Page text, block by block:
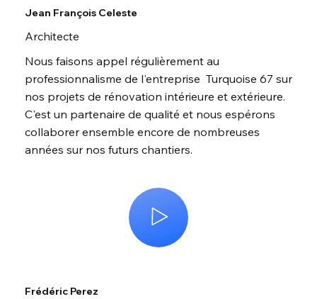
Jean François Celeste
Architecte
Nous faisons appel régulièrement au
professionnalisme de l'entreprise Turquoise 67 sur
nos projets de rénovation intérieure et extérieure.
C'est un partenaire de qualité et nous espérons
collaborer ensemble encore de nombreuses
années sur nos futurs chantiers.
Frédéric Perez